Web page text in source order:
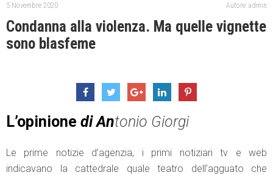
5 Novembre 2020 Autore: admin
Condanna alla violenza. Ma quelle vignette
sono blasfeme
L’opinione di Antonio Giorgi
Le prime notizie d’agenzia, i primi notiziari tv e web
indicavano la cattedrale quale teatro dell’agguato che